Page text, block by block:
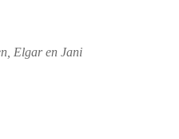
Elgar en Jani